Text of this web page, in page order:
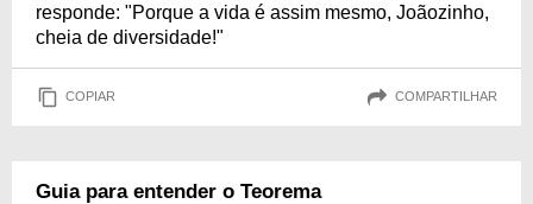
responde: "Porque a vida é assim mesmo, Joãozinho,
cheia de diversidade!"
COPIAR COMPARTILHAR
Guia para entender o Teorema